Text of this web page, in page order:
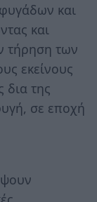
και
και
τήρηση των
εκείνους
δια της
σε εποχή